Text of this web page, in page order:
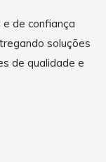
de confiança
soluções
de qualidade e